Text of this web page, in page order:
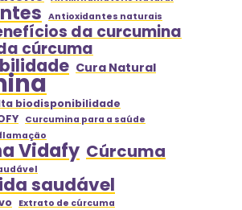
Antioxidantes naturais
da curcumina
cúrcuma
Cura Natural
biodisponibilidade
Curcumina para a saúde
Vidafy Cúrcuma
saudável
Extrato de cúrcuma